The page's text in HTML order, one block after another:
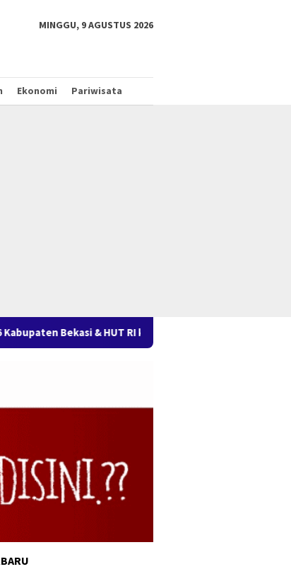
MINGGU, 9 AGUSTUS 2026
Ekonomi Pariwisata
Bekasi & HUT RI ke-81, Kecamatan Kedungwaringin